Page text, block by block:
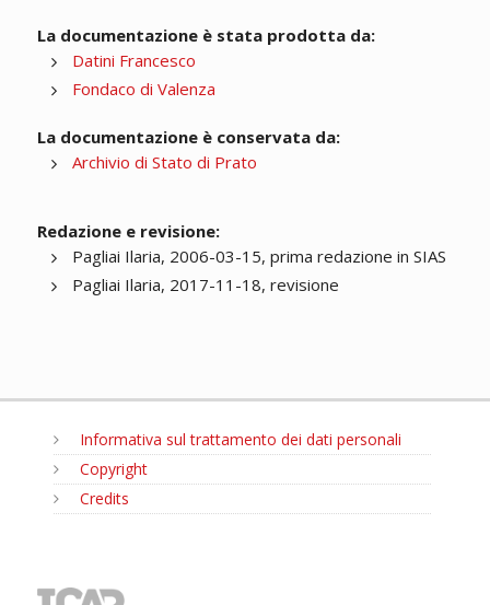
La documentazione è stata prodotta da:
Datini Francesco
Fondaco di Valenza
La documentazione è conservata da:
Archivio di Stato di Prato
Redazione e revisione:
Pagliai Ilaria, 2006-03-15, prima redazione in SIAS
Pagliai Ilaria, 2017-11-18, revisione
Informativa sul trattamento dei dati personali
Copyright
Credits